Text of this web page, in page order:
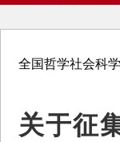
全国哲学社会科
关于征